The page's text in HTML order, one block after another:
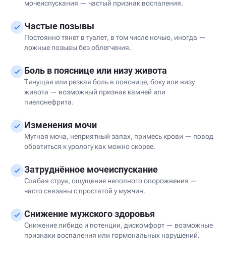
мочеиспускания — частый признак воспаления.
Частые позывы
Постоянно тянет в туалет, в том числе ночью, иногда —
ложные позывы без облегчения.
Боль в пояснице или низу живота
Тянущая или резкая боль в пояснице, боку или низу
живота — возможный признак камней или
пиелонефрита.
Изменения мочи
Мутная моча, неприятный запах, примесь крови — повод
обратиться к урологу как можно скорее.
Затруднённое мочеиспускание
Слабая струя, ощущение неполного опорожнения —
часто связаны с простатой у мужчин.
Снижение мужского здоровья
Снижение либидо и потенции, дискомфорт — возможные
признаки воспаления или гормональных нарушений.